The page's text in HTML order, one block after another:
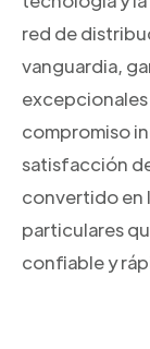
red de
vanguardia,
compromiso
satisfacción
convertido en
particulares
confiable y